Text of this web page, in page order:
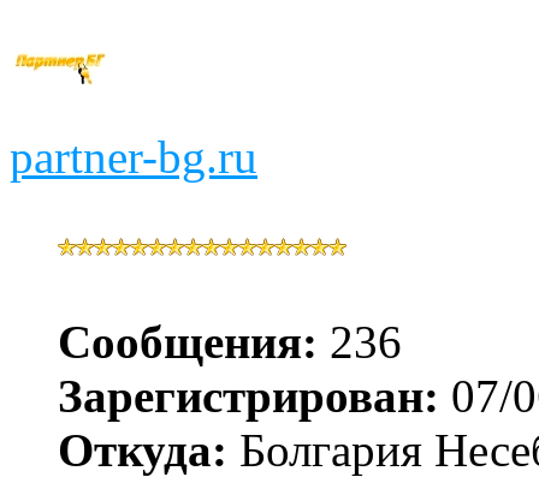
partner-bg.ru
Сообщения: 236
Зарегистрирован: 07/
Откуда: Болгария